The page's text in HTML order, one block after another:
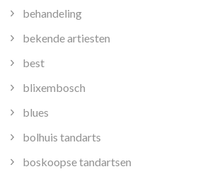
behandeling
bekende artiesten
best
blixembosch
blues
bolhuis tandarts
boskoopse tandartsen